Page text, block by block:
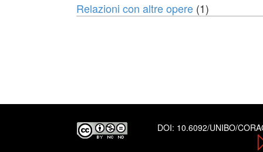
Relazioni con altre opere (1)
DOI: 10.6092/UNIBO/